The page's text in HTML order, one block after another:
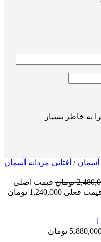
به خاطر بسپار
آسمان/ آفتابی مردانه آسمان
تومان قیمت اصلی
قیمت فعلی 1,240,000 تومان
تومان